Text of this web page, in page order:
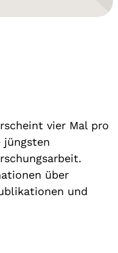
vier Mal pro
jüngsten
über
und